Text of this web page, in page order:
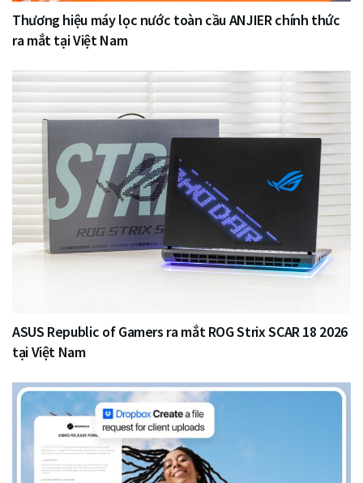
Thương hiệu máy lọc nước toàn cầu ANJIER chính thức
ra mắt tại Việt Nam
ASUS Republic of Gamers ra mắt ROG Strix SCAR 18 2026
tại Việt Nam